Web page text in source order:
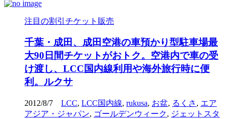
注目の割引チケット販売
千葉・成田、成田空港の車預かり型駐車場最
大90日間チケットがおトク。空港内で車の受
け渡し、LCC国内線利用や海外旅行時に便
利。ルクサ
2012/8/7 LCC, LCC国内線, rukusa, お盆, るくさ , エア
アジア・ジャパン, ゴールデンウィーク, ジェットスタ